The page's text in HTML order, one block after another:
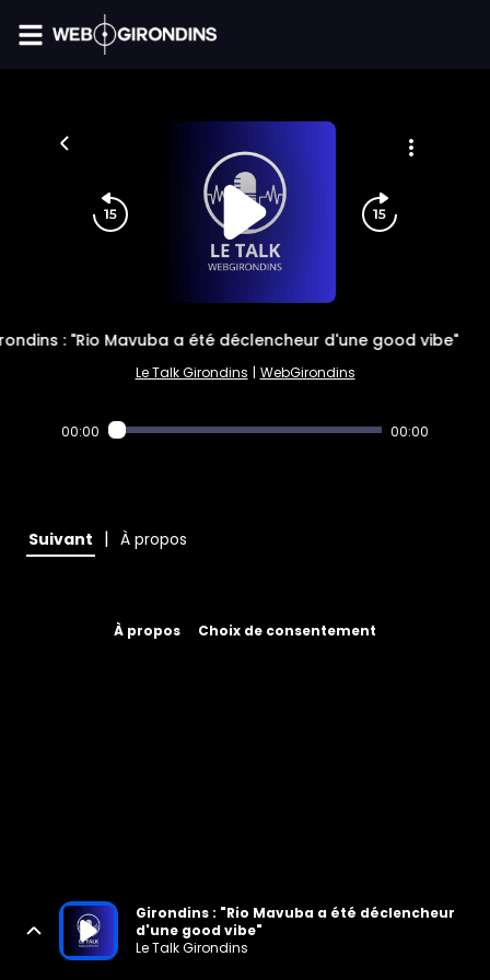
: "Rio Mavuba a été déclencheur d'une good vibe"
Le Talk Girondins | WebGirondins
00:00 00:00
Suivant | À propos
À propos Choix de consentement
Girondins : "Rio Mavuba a été déclencheur
d'une good vibe"
Le Talk Girondins